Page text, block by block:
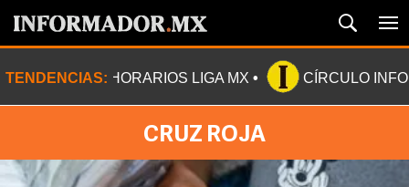
TENDENCIAS: HORARIOS LIGA MX CÍRCULO
CRUZ ROJA